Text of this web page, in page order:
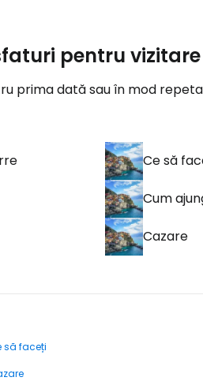
pentru vizitare
prima dată sau în mod
Ce să
Cum
Cazare
să faceți